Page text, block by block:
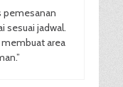
pemesanan
sesuai jadwal.
area